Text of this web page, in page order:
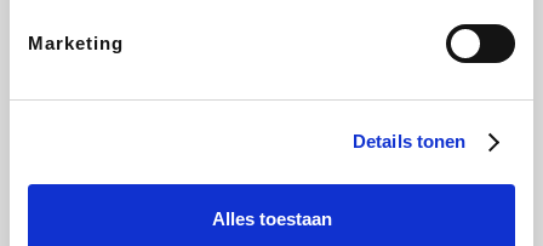
Marketing
Details tonen
Alles toestaan